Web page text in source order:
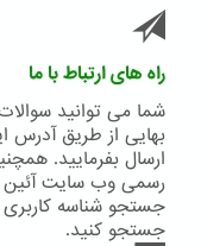
راه های ارتباط با ما
شما می توانید
ارسال بفرمایید.
رسمی وب سایت آئین
جستجو کنید.